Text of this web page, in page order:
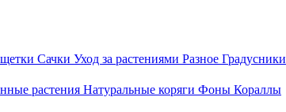
Сачки Уход за растениями Разное Градусники
растения Натуральные коряги Фоны Кораллы